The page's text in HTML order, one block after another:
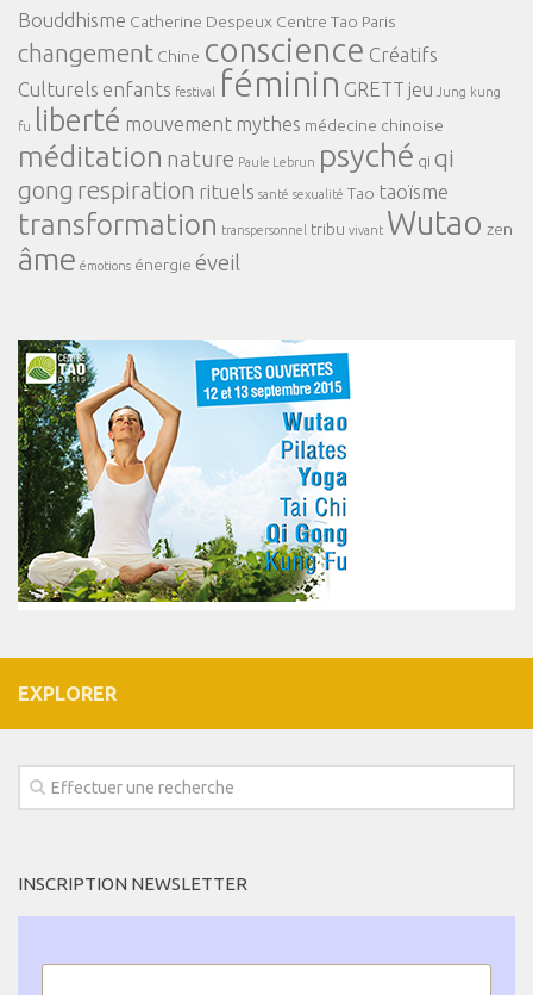
Bouddhisme Catherine Despeux Centre Tao Paris
changement Chine conscience Créatifs
Culturels enfants festival féminin GRETT jeu Jung kung
fu liberté mouvement mythes médecine chinoise
méditation nature Paule Lebrun psyché qi qi
gong respiration rituels santé sexualité Tao taoïsme
transformation transpersonnel tribu vivant Wutao zen
âme émotions énergie éveil
EXPLORER
INSCRIPTION NEWSLETTER